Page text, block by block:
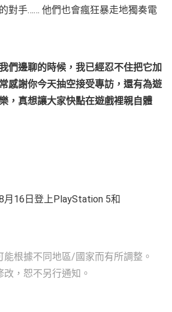
對手…… 他們也會瘋狂暴走地獨奏電
們邊聊的時候，我已經忍不住把它加
感謝你今天抽空接受專訪，還有為遊
，真想讓大家快點在遊戲裡親自體
月16日登上PlayStation 5和
能根據不同地區/國家而有所調整。
，恕不另行通知。